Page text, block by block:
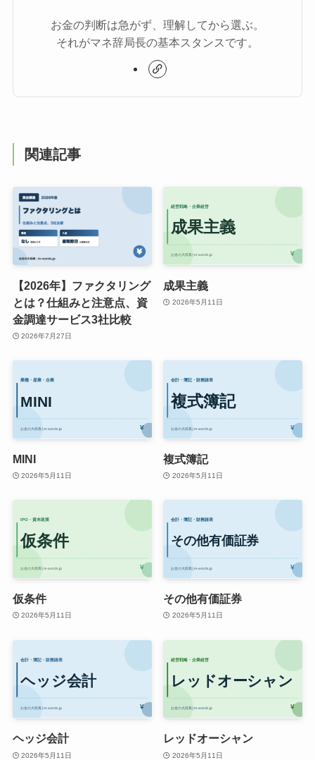
お金の判断は急がず、理解してから選ぶ。
それがマネ辞局長の基本スタンスです。
関連記事
【2026年】ファクタリング
とは？仕組みと注意点、資
金調達サービス3社比較
2026年7月27日
成果主義
2026年5月11日
MINI
2026年5月11日
複式簿記
2026年5月11日
仮条件
2026年5月11日
その他有価証券
2026年5月11日
ヘッジ会計
2026年5月11日
レッドオーシャン
2026年5月11日